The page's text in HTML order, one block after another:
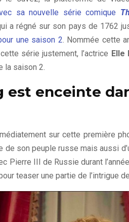
sa nouvelle série comique
a régné sur son pays de 1762
une saison 2. Nommée cette
série justement, l’actrice Elle
la saison 2.
est enceinte
sur cette première
de son peuple russe mais aussi
Pierre III de Russie durant
teaser une partie de l’intrigue